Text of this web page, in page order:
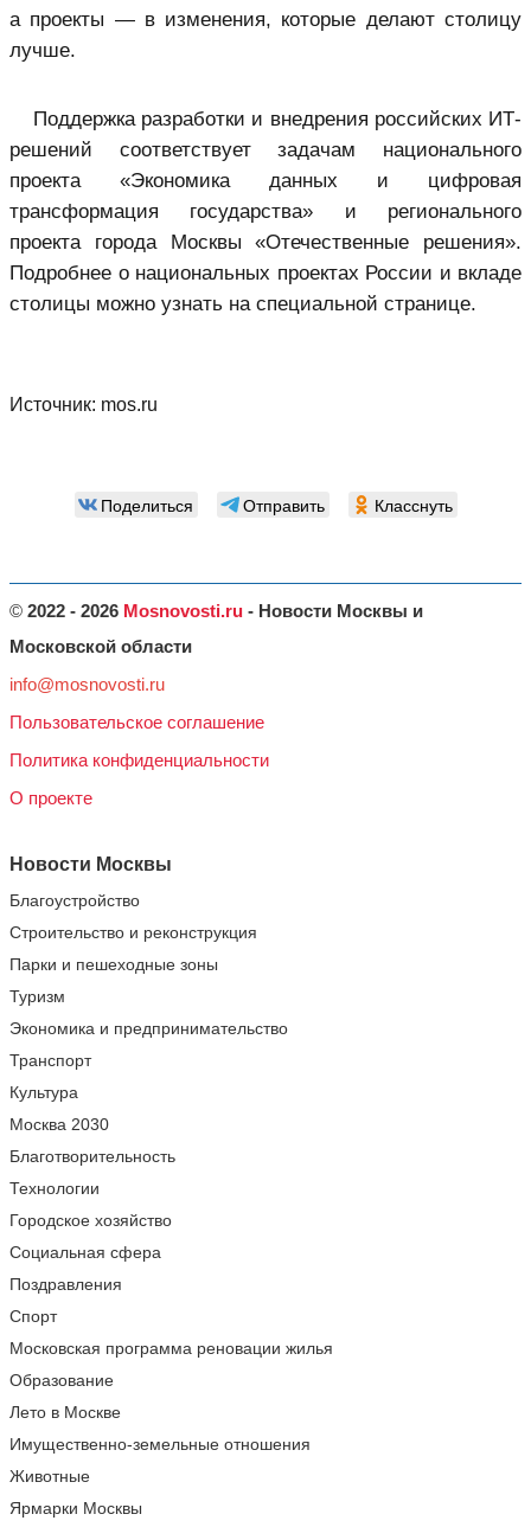
а проекты — в изменения, которые делают столицу
лучше.
Поддержка разработки и внедрения российских ИТ-
решений соответствует задачам национального
проекта «Экономика данных и цифровая
трансформация государства» и регионального
проекта города Москвы «Отечественные решения».
Подробнее о национальных проектах России и вкладе
столицы можно узнать на специальной странице.
Источник: mos.ru
Поделиться Отправить Класснуть
© 2022 - 2026 Mosnovosti.ru - Новости Москвы и
Московской области
info@mosnovosti.ru
Пользовательское соглашение
Политика конфиденциальности
О проекте
Новости Москвы
Благоустройство
Строительство и реконструкция
Парки и пешеходные зоны
Туризм
Экономика и предпринимательство
Транспорт
Культура
Москва 2030
Благотворительность
Технологии
Городское хозяйство
Социальная сфера
Поздравления
Спорт
Московская программа реновации жилья
Образование
Лето в Москве
Имущественно-земельные отношения
Животные
Ярмарки Москвы